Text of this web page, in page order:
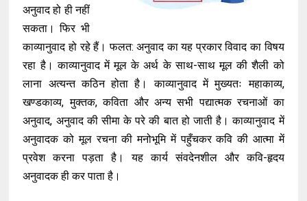
अनुवाद हो ही नहीं
सकता। फिर भी
काव्यानुवाद हो रहे हैं। फलत: अनुवाद का यह प्रकार विवाद का विषय
रहा है। काव्यानुवाद में मूल के अर्थ के साथ-साथ मूल की शैली को
लाना अत्यन्त कठिन होता है। काव्यानुवाद में मुख्यतः महाकाव्य,
खण्डकाव्य, मुक्तक, कविता और अन्य सभी पद्यात्मक रचनाओं का
अनुवाद, अनुवाद की सीमा के परे की बात हो जाती है। काव्यानुवाद में
अनुवादक को मूल रचना की मनोभूमि में पहुँचकर कवि की आत्मा में
प्रवेश करना पड़ता है। यह कार्य संवदेनशील और कवि-हृदय
अनुवादक ही कर पाता है।